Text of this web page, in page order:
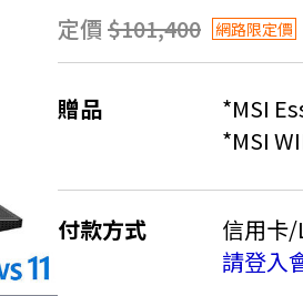
定價 $101,400 網路限定價
贈品
*MSI
*MSI
付款方式
信用卡/
請登入